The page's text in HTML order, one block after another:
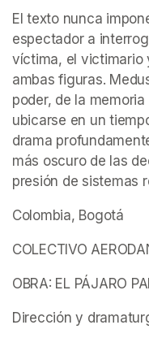
El texto nunca
espectador a
víctima, el victimario
ambas figuras.
poder, de la
ubicarse en un
drama
más oscuro de las
presión de sistemas
Colombia, Bogotá
COLECTIVO
OBRA: EL PÁJARO
Dirección y